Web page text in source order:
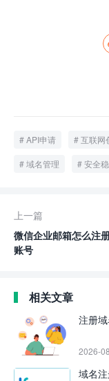
API申请 互联网
域名管理 安全
上一篇
微信企业邮箱怎么注
账号
相关文章
注册
2026-
域名